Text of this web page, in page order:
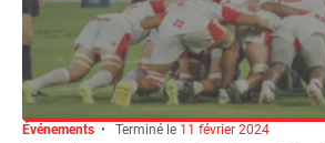
Événements • Terminé le 11 février 2024